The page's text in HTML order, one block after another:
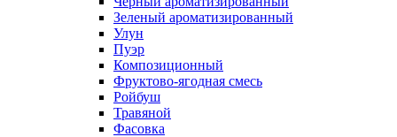
Зеленый ароматизированный
Улун
Пуэр
Композиционный
Фруктово-ягодная смесь
Ройбуш
Травяной
Фасовка